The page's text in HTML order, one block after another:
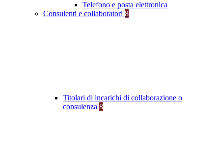
Telefono e posta elettronica
Consulenti e collaboratori 8
Titolari di incarichi di collaborazione o
consulenza 8